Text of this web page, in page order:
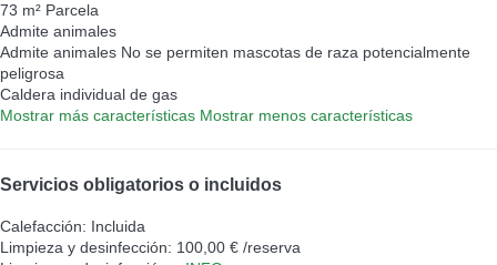
73 m² Parcela
Admite animales
Admite animales No se permiten mascotas de raza potencialmente
peligrosa
Caldera individual de gas
Mostrar más características Mostrar menos características
Servicios obligatorios o incluidos
Calefacción: Incluida
Limpieza y desinfección: 100,00 € /reserva